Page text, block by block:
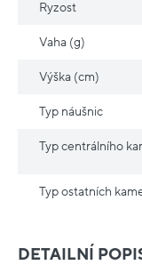
DETAILNÍ
Ryzost
Vaha (g)
Výška (cm)
Typ náušnic
Typ centrálního
Typ ostatních